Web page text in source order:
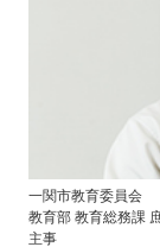
一関市教育委員会
教育部 教育総務課
主事